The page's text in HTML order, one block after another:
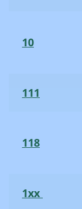
10
111
118
1xx